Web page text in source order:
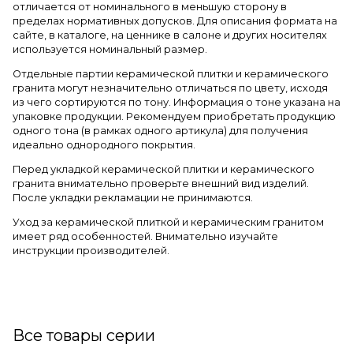
отличается от номинального в меньшую сторону в
пределах нормативных допусков. Для описания формата на
сайте, в каталоге, на ценнике в салоне и других носителях
используется номинальный размер.
Отдельные партии керамической плитки и керамического
гранита могут незначительно отличаться по цвету, исходя
из чего сортируются по тону. Информация о тоне указана на
упаковке продукции. Рекомендуем приобретать продукцию
одного тона (в рамках одного артикула) для получения
идеально однородного покрытия.
Перед укладкой керамической плитки и керамического
гранита внимательно проверьте внешний вид изделий.
После укладки рекламации не принимаются.
Уход за керамической плиткой и керамическим гранитом
имеет ряд особенностей. Внимательно изучайте
инструкции производителей.
Все товары серии